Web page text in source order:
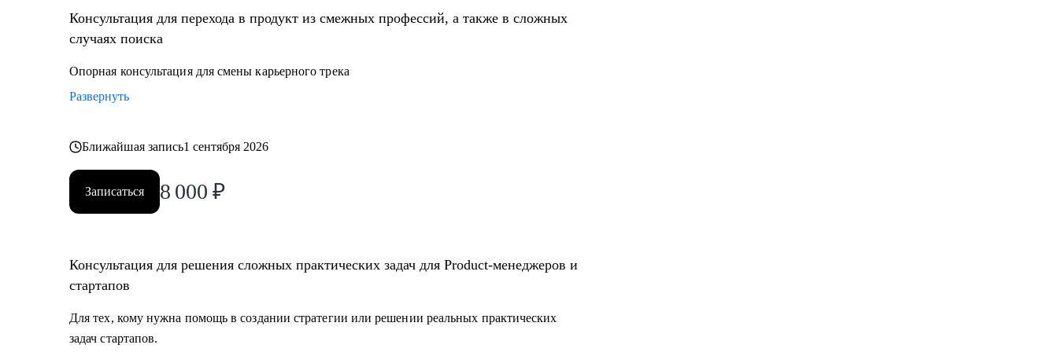
Консультация для перехода в продукт из смежныx профессий, а также в сложных
случаях поиска
Опорная консультация для смены карьерного трека
Развернуть
Ближайшая запись1 сентября 2026
Записаться 8 000 ₽
Консультация для решения сложных практических задач для Product-менеджеров и
стартапов
Для тех, кому нужна помощь в создании стратегии или решении реальных практических
задач стартапов.